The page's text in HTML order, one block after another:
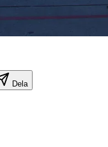
Dela